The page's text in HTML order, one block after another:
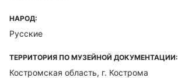
НАРОД:
Русские
ТЕРРИТОРИЯ ПО МУЗЕЙНОЙ ДОКУМЕНТАЦИИ:
Костромская область, г. Кострома